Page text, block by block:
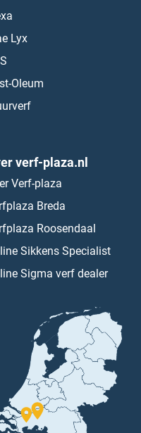
Lyx
Oleum
verf-plaza.nl
Verf-plaza
Breda
Roosendaal
Sikkens Specialist
Sigma verf dealer